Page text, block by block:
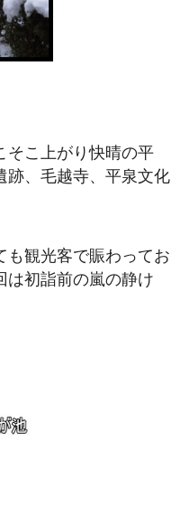
そこ上がり快晴の平
跡、毛越寺、平泉文化
も観光客で賑わってお
は初詣前の嵐の静け